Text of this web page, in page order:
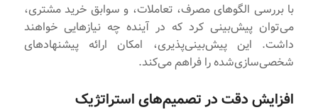
با بررسی الگوهای مصرف، تعاملات، و سوابق خرید مشتری،
می‌توان پیش‌بینی کرد که در آینده چه نیازهایی خواهند
داشت. این پیش‌بینی‌پذیری، امکان ارائه پیشنهادهای
شخصی‌سازی‌شده را فراهم می‌کند.
افزایش دقت در تصمیم‌های استراتژیک